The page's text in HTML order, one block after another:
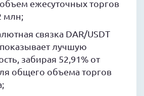
ежесуточных торгов
млн;
связка DAR/USDT
лучшую
забирая 52,91% от
общего объема торгов